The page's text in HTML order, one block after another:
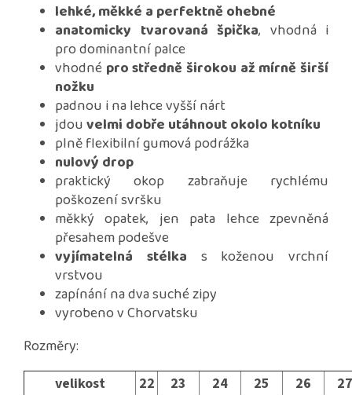
lehké, měkké a perfektně ohebné
anatomicky tvarovaná špička, vhodná i
pro dominantní palce
vhodné pro středně širokou až mírně širší
nožku
padnou i na lehce vyšší nárt
jdouvelmi dobře utáhnout okolo kotníku
plně flexibilní gumová podrážka
nulový drop
praktický okop zabraňuje rychlému
poškození svršku
měkký opatek, jen pata lehce zpevněná
přesahem podešve
vyjímatelná stélka s koženou vrchní
vrstvou
zapínání na dva suché zipy
vyrobeno v Chorvatsku
Rozměry:
velikost 22 23 24 25 26
27